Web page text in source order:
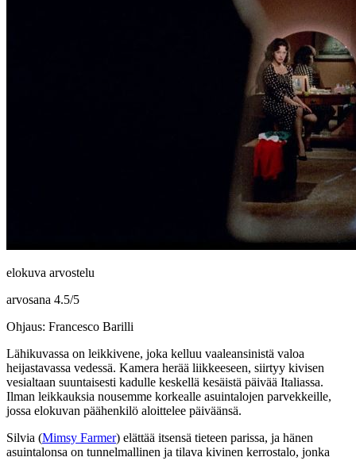
elokuva arvostelu
arvosana 4.5/5
Ohjaus: Francesco Barilli
Lähikuvassa on leikkivene, joka kelluu vaaleansinistä valoa
heijastavassa vedessä. Kamera herää liikkeeseen, siirtyy kivisen
vesialtaan suuntaisesti kadulle keskellä kesäistä päivää Italiassa.
Ilman leikkauksia nousemme korkealle asuintalojen parvekkeille,
jossa elokuvan päähenkilö aloittelee päiväänsä.
Silvia (Mimsy Farmer) elättää itsensä tieteen parissa, ja hänen
asuintalonsa on tunnelmallinen ja tilava kivinen kerrostalo, jonka